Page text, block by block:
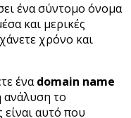
ένα σύντομο όνομα
και μερικές
χρόνο και
έναdomain name
ανάλυση το
είναι αυτό που